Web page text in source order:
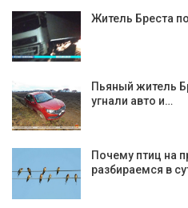
Житель Бреста
Пьяный житель
угнали авто и…
Почему птиц на
разбираемся в